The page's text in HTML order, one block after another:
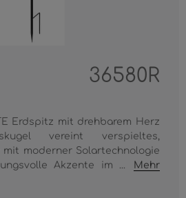
36580R
Erdspitz mit drehbarem Herz
vereint verspieltes,
mit moderner Solartechnologie
Akzente im ...
Mehr